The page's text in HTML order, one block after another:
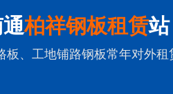
柏祥钢板租赁站
板、工地铺路钢板常年对外租